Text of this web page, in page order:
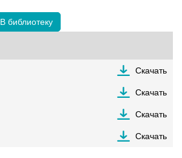
В библиотеку
Скачать
Скачать
Скачать
Скачать